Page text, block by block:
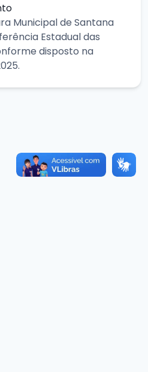
Municipal de Santana
Estadual das
disposto na